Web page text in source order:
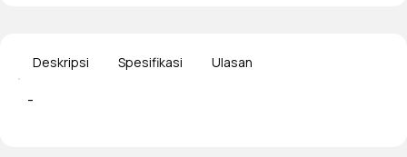
Deskripsi Spesifikasi Ulasan
-